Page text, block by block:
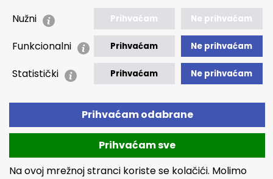
Nužni Prihvaćam Ne prihvaćam
Funkcionalni Prihvaćam Ne prihvaćam
Statistički Prihvaćam Ne prihvaćam
Prihvaćam odabrane
Prihvaćam sve
Na ovoj mrežnoj stranci koriste se kolačići. Molimo
🢒 Natječaji
🢒 Javna nabava
🢒 Izvještaji
🢒 Izjava o pristupačnosti